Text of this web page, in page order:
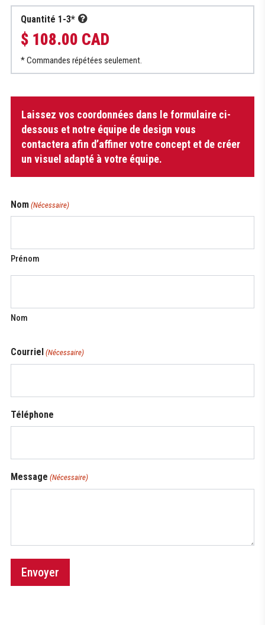
Quantité 1-3*
$ 108.00 CAD
* Commandes répétées seulement.
Chemise
baseball
boutons
Laissez vos coordonnées dans le formulaire ci-
dessous et notre équipe de design vous
contactera afin d’affiner votre concept et de créer
un visuel adapté à votre équipe.
Nom (Nécessaire)
Prénom
Nom
Courriel (Nécessaire)
Téléphone
Message (Nécessaire)
Envoyer